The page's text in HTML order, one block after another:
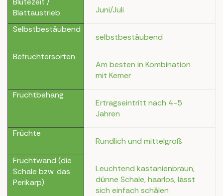
Blattaustrieb
Juni/Juli
Selbstbestäubend
selbstbestäubend
Befruchtersorten
Am besten in Kombination
mit Kemer
Fruchtbehang
Ertragseintritt nach 4-5
Jahren
Früchte
Rundlich und mittelgroß
Fruchtwand (die
Schale bzw. das
Perikarp)
Leuchtend kastanienbraun,
dünne Schale, haarlos, lässt
sich einfach schälen